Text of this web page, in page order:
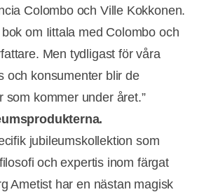
Colombo och Ville Kokkonen.
om Iittala med Colombo och
Men tydligast för våra
och konsumenter blir de
som kommer under året.”
jubileumskollektion som
och expertis inom färgat
Ametist har en nästan magisk